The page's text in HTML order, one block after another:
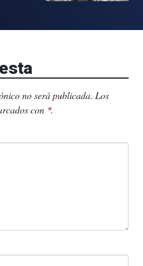
no será publicada. Los
con *.